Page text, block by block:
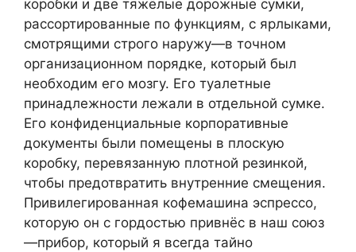
коробки и две тяжёлые дорожные сумки,
рассортированные по функциям, с ярлыками,
смотрящими строго наружу—в точном
организационном порядке, который был
необходим его мозгу. Его туалетные
принадлежности лежали в отдельной сумке.
Его конфиденциальные корпоративные
документы были помещены в плоскую
коробку, перевязанную плотной резинкой,
чтобы предотвратить внутренние смещения.
Привилегированная кофемашина эспрессо,
которую он с гордостью привнёс в наш союз
—прибор, который я всегда тайно